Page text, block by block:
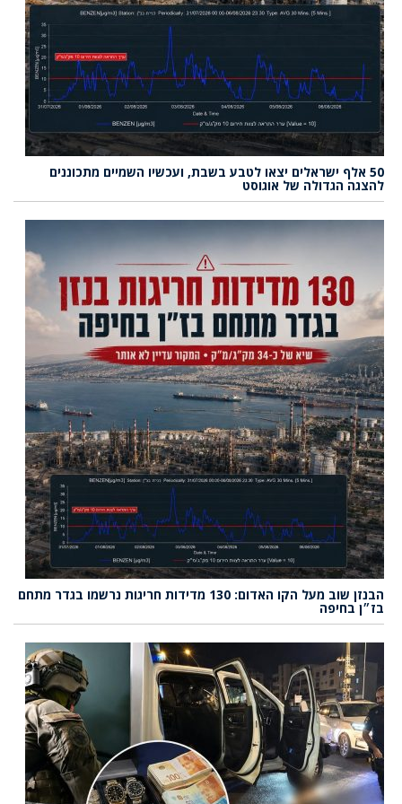
50 אלף ישראלים יצאו לטבע בשבת, ועכשיו השמיים מתכוננים
להצגה הגדולה של אוגוסט
הבנזן שוב מעל הקו האדום: 130 מדידות חריגות נרשמו בגדר מתחם
בז״ן בחיפה